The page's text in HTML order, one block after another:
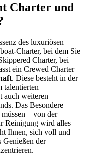
Charter und
des luxuriösen
Charter, bei dem Sie
Charter, bei
ein Crewed Charter
. Diese besteht in der
talentierten
auch weiteren
Das Besondere
– von der
Reinigung wird alles
Ihnen, sich voll und
Genießen der